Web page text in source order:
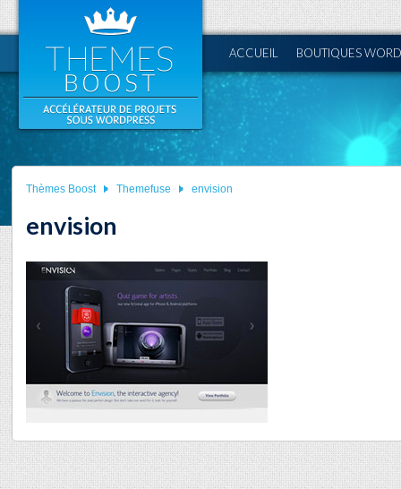
ACCUEIL BOUTIQUES
Thèmes Boost Themefuse envision
envision